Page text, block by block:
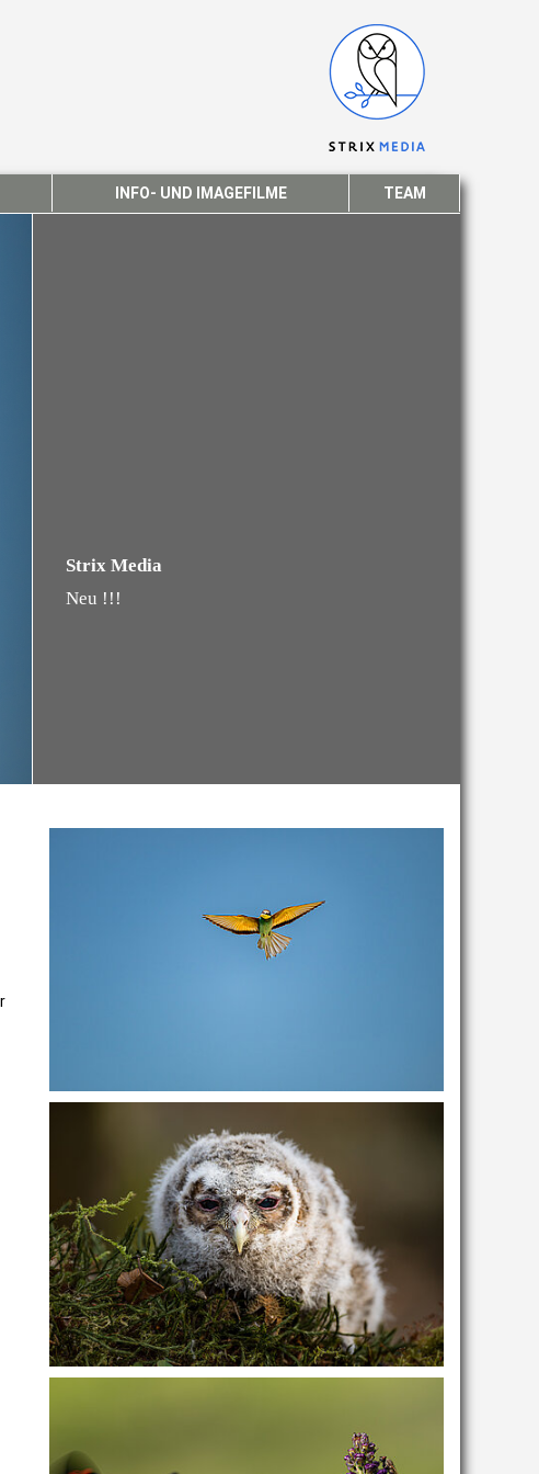
INFO- UND IMAGEFILME TEAM
Strix Media
Neu !!!